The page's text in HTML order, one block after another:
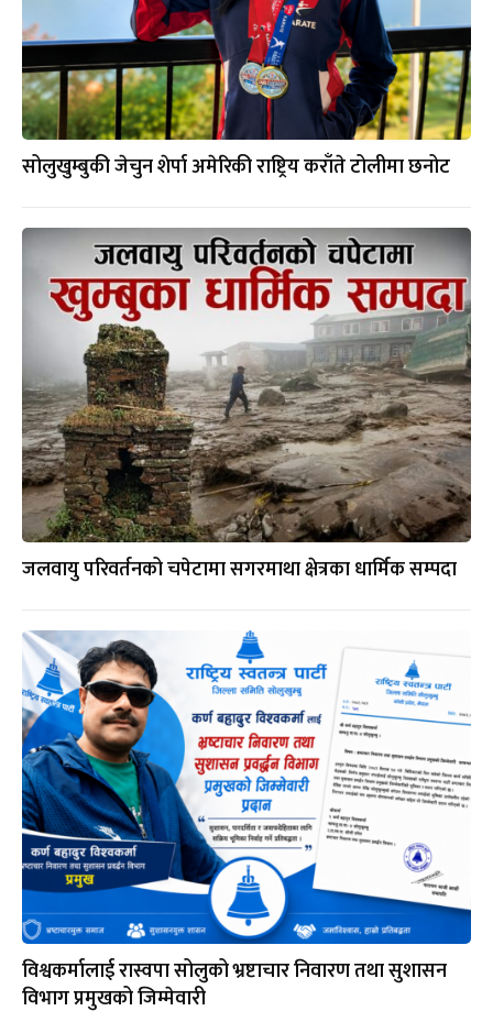
सोलुखुम्बुकी जेचुन शेर्पा अमेरिकी राष्ट्रिय कराँते टोलीमा छनोट
जलवायु परिवर्तनको चपेटामा सगरमाथा क्षेत्रका धार्मिक सम्पदा
विश्वकर्मालाई रास्वपा सोलुको भ्रष्टाचार निवारण तथा सुशासन
विभाग प्रमुखको जिम्मेवारी